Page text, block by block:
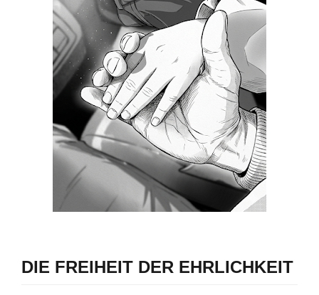
DIE FREIHEIT DER EHRLICHKEIT